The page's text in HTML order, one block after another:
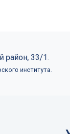
район, 33/1.
института.